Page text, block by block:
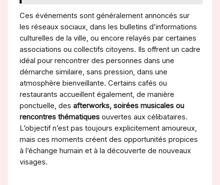
Ces événements sont généralement annoncés sur
les réseaux sociaux, dans les bulletins d’informations
culturelles de la ville, ou encore relayés par certaines
associations ou collectifs citoyens. Ils offrent un cadre
idéal pour rencontrer des personnes dans une
démarche similaire, sans pression, dans une
atmosphère bienveillante. Certains cafés ou
restaurants accueillent également, de manière
ponctuelle, des afterworks, soirées musicales ou
rencontres thématiquesouvertes aux célibataires.
L’objectif n’est pas toujours explicitement amoureux,
mais ces moments créent des opportunités propices
à l’échange humain et à la découverte de nouveaux
visages.